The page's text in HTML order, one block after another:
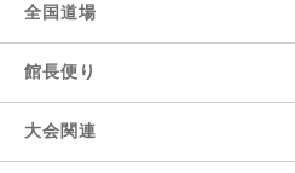
全国道場
館長便り
大会関連